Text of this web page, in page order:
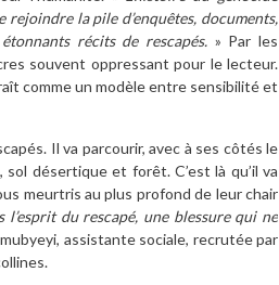
rejoindre la pile d’enquêtes, documents,
récits de rescapés. » Par les
souvent oppressant pour le lecteur.
comme un modèle entre sensibilité et
Il va parcourir, avec à ses côtés le
désertique et forêt. C’est là qu’il va
meurtris au plus profond de leur chair
du rescapé, une blessure qui ne
assistante sociale, recrutée par